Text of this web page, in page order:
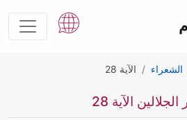
الشعراء الآية 28
الآية 28